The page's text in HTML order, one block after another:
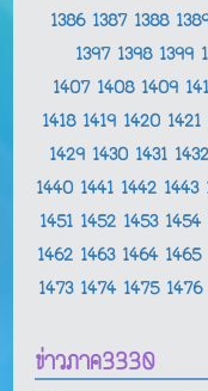
1386 1387 1388
1397 1398 1399
1407 1408 1409
1418 1419 1420 1421
1429 1430 1431 1432
1440 1441 1442 1443
1451 1452 1453 1454
1462 1463 1464 1465
1473 1474 1475 1476
ข่าวภาค3330